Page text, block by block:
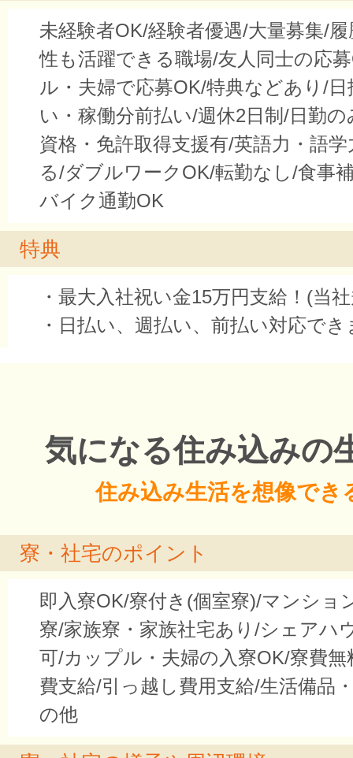
未経験者OK/経験者優遇/大量募集/
性も活躍できる職場/友人同士の応
ル・夫婦で応募OK/特典などあり/
い・稼働分前払い/週休2日制/日勤
資格・免許取得支援有/英語力・語
る/ダブルワークOK/転勤なし/食事
バイク通勤OK
特典
・最大入社祝い金15万円支給！(当
・日払い、週払い、前払い対応でき
気になる住み込みの
住み込み生活を想像でき
寮・社宅のポイント
即入寮OK/寮付き(個室寮)/マンショ
寮/家族寮・家族社宅あり/シェアハ
可/カップル・夫婦の入寮OK/寮費無
費支給/引っ越し費用支給/生活備品
の他